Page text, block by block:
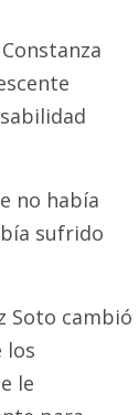
no había
sufrido
Soto cambió
los
le